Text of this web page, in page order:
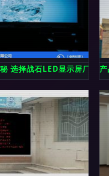
购指南
选择战石LED显示屏厂家